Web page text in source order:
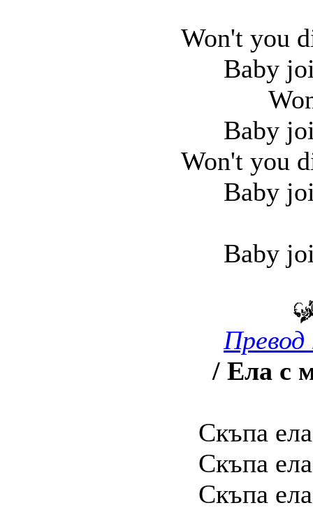
Won't you
Baby
Baby
Won't you
Baby
Baby
Превод
/ Ела с
Скъпа
Скъпа
Скъпа